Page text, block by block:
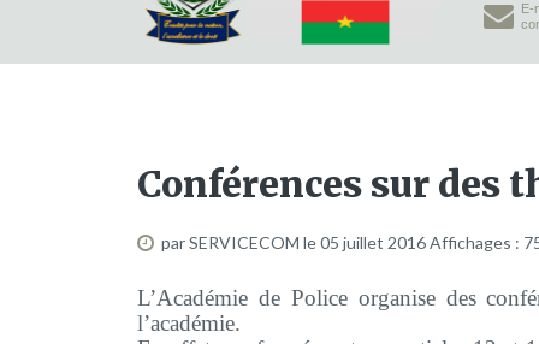
Infrastructures
E-
Conférences sur des
par SERVICECOM le 05 juillet 2016Affichages :
L’Académie de Police organise des
l’académie.